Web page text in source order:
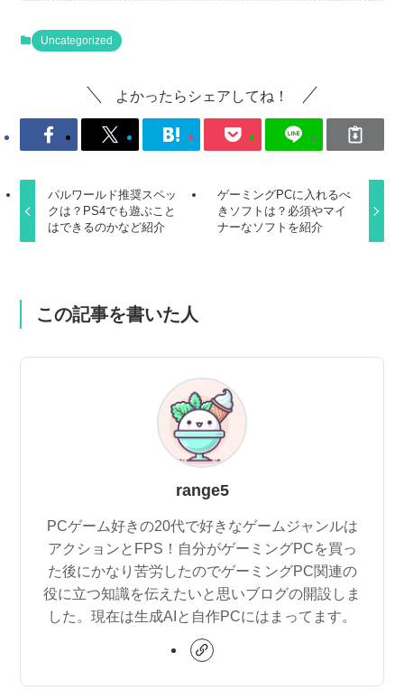
Uncategorized
よかったらシェアしてね！
パルワールド推奨スペッ
クは？PS4でも遊ぶこと
はできるのかなど紹介
ゲーミングPCに入れるべ
きソフトは？必須やマイ
ナーなソフトを紹介
この記事を書いた人
range5
PCゲーム好きの20代で好きなゲームジャンルは
アクションとFPS！自分がゲーミングPCを買っ
た後にかなり苦労したのでゲーミングPC関連の
役に立つ知識を伝えたいと思いブログの開設しま
した。現在は生成AIと自作PCにはまってます。